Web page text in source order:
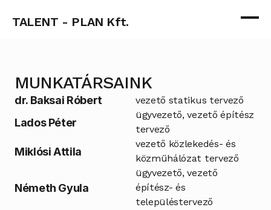
TALENT - PLAN Kft.
MUNKATÁRSAINK
dr. Baksai Róbert vezető statikus tervező
Lados Péter
ügyvezető, vezető építész
tervező
Miklósi Attila
vezető közlekedés- és
közműhálózat tervező
Németh Gyula
ügyvezető, vezető
építész- és
településtervező